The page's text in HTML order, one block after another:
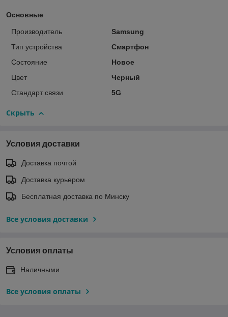
Основные
Производитель
Samsung
Тип устройства
Смартфон
Состояние
Новое
Цвет
Черный
Стандарт связи
5G
Скрыть
Условия доставки
Доставка почтой
Доставка курьером
Бесплатная доставка по Минску
Все условия доставки
Условия оплаты
Наличными
Все условия оплаты